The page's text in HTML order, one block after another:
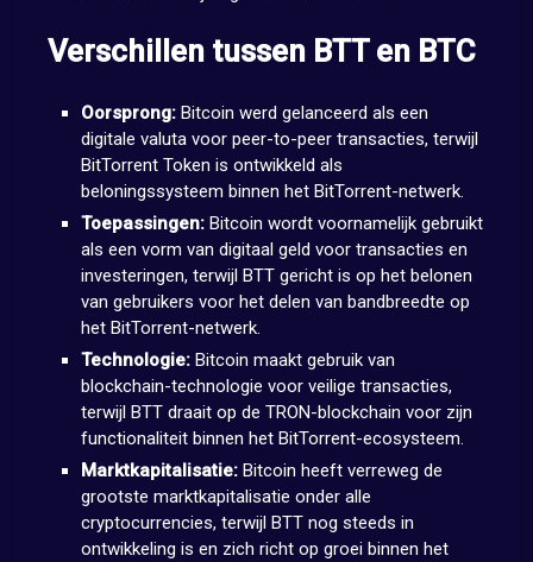
Verschillen tussen BTT en BTC
Oorsprong: Bitcoin werd gelanceerd als een
digitale valuta voor peer-to-peer transacties, terwijl
BitTorrent Token is ontwikkeld als
beloningssysteem binnen het BitTorrent-netwerk.
Toepassingen: Bitcoin wordt voornamelijk gebruikt
als een vorm van digitaal geld voor transacties en
investeringen, terwijl BTT gericht is op het belonen
van gebruikers voor het delen van bandbreedte op
het BitTorrent-netwerk.
Technologie: Bitcoin maakt gebruik van
blockchain-technologie voor veilige transacties,
terwijl BTT draait op de TRON-blockchain voor zijn
functionaliteit binnen het BitTorrent-ecosysteem.
Marktkapitalisatie: Bitcoin heeft verreweg de
grootste marktkapitalisatie onder alle
cryptocurrencies, terwijl BTT nog steeds in
ontwikkeling is en zich richt op groei binnen het